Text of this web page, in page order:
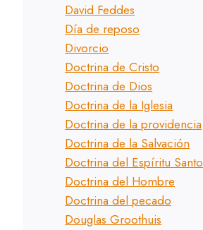
David Feddes
Día de reposo
Divorcio
Doctrina de Cristo
Doctrina de Dios
Doctrina de la Iglesia
Doctrina de la providencia
Doctrina de la Salvación
Doctrina del Espíritu Santo
Doctrina del Hombre
Doctrina del pecado
Douglas Groothuis